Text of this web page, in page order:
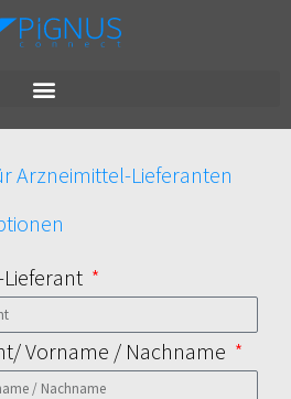
Arzneimittel-Lieferanten
Vorname / Nachname